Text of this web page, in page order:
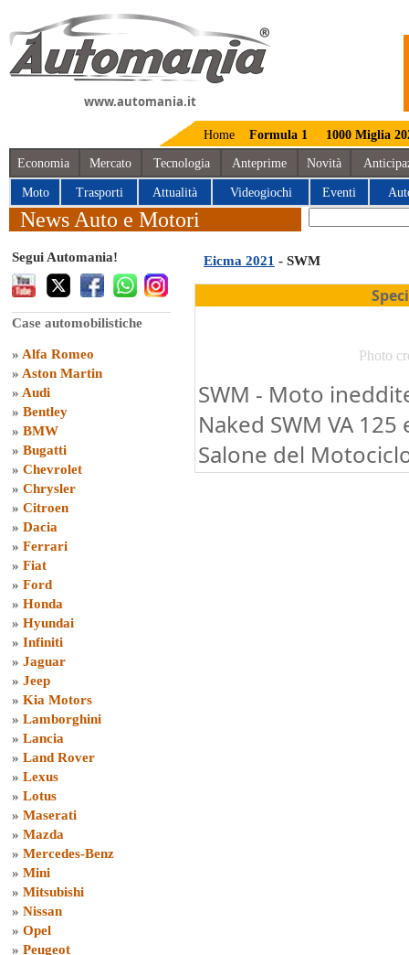
www.automania.it
Home Formula 1 1000 Miglia
Economia Mercato Tecnologia Anteprime Novità
Moto Trasporti Attualità Videogiochi Eventi
News Auto e Motori
Segui Automania!
Case automobilistiche
» Alfa Romeo
» Aston Martin
» Audi
» Bentley
» BMW
» Bugatti
» Chevrolet
» Chrysler
» Citroen
» Dacia
» Ferrari
» Fiat
» Ford
» Honda
» Hyundai
» Infiniti
» Jaguar
» Jeep
» Kia Motors
» Lamborghini
» Lancia
» Land Rover
» Lexus
» Lotus
» Maserati
» Mazda
» Mercedes-Benz
» Mini
» Mitsubishi
» Nissan
» Opel
» Peugeot
Eicma 2021 - SWM
Photo
SWM - Moto
Naked SWM VA 125
Salone del